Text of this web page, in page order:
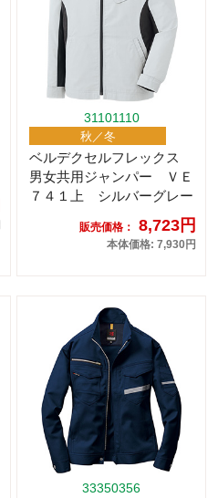
31101110
秋／冬
ベルデクセルフレックス
男女共用ジャンパー ＶＥ
７４１上 シルバーグレー
販売価格： 8,723円
本体価格: 7,930円
33350356